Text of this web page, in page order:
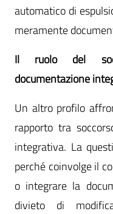
automatico di
meramente
Il ruolo del
documentazione
Un altro profilo
rapporto tra
integrativa. La
perché coinvolge il
o integrare la
divieto di